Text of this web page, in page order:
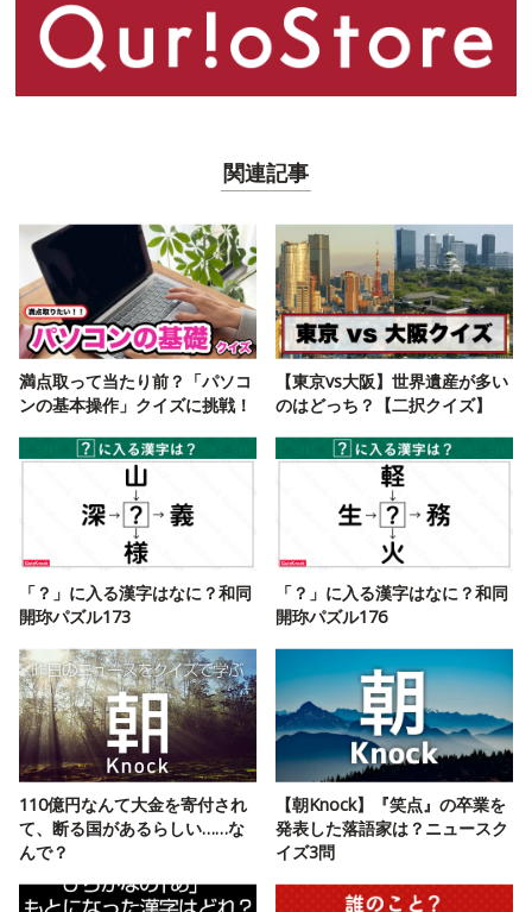
関連記事
満点取って当たり前？「パソコ
ンの基本操作」クイズに挑戦！
【東京vs大阪】世界遺産が多い
のはどっち？【二択クイズ】
「？」に入る漢字はなに？和同
開珎パズル173
「？」に入る漢字はなに？和同
開珎パズル176
110億円なんて大金を寄付され
て、断る国があるらしい……な
んで？
【朝Knock】『笑点』の卒業を
発表した落語家は？ニュースク
イズ3問